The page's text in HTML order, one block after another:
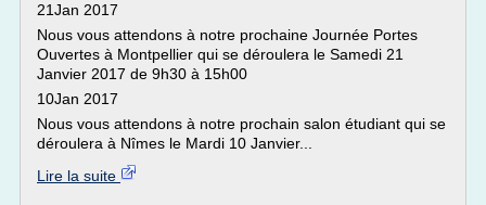
21Jan 2017
Nous vous attendons à notre prochaine Journée Portes
Ouvertes à Montpellier qui se déroulera le Samedi 21
Janvier 2017 de 9h30 à 15h00
10Jan 2017
Nous vous attendons à notre prochain salon étudiant qui se
déroulera à Nîmes le Mardi 10 Janvier...
Lire la suite